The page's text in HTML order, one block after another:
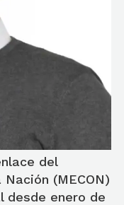
del
(MECON)
desde enero de